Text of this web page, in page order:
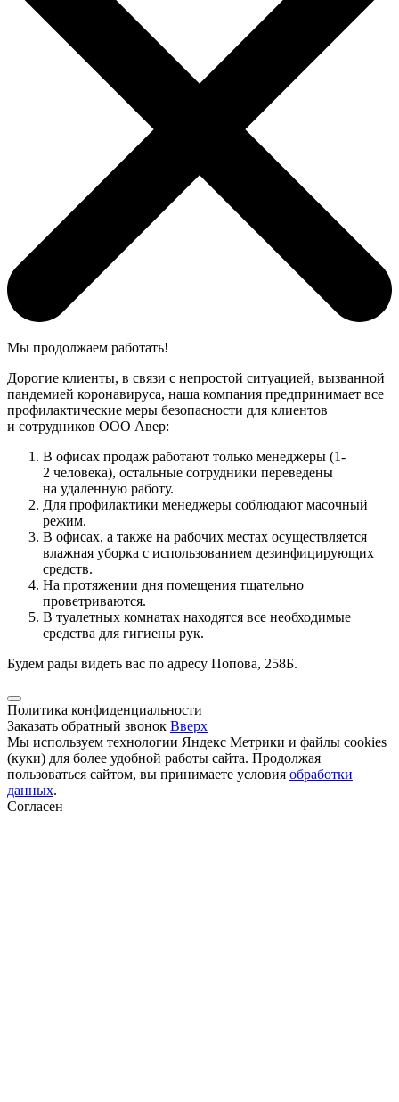
Мы продолжаем работать!
Дорогие клиенты, в связи с непростой ситуацией, вызванной
пандемией коронавируса, наша компания предпринимает все
профилактические меры безопасности для клиентов
и сотрудников ООО Авер:
В офисах продаж работают только менеджеры (1-
2 человека), остальные сотрудники переведены
на удаленную работу.
Для профилактики менеджеры соблюдают масочный
режим.
В офисах, а также на рабочих местах осуществляется
влажная уборка с использованием дезинфицирующих
средств.
На протяжении дня помещения тщательно
проветриваются.
В туалетных комнатах находятся все необходимые
средства для гигиены рук.
Будем рады видеть вас по адресу Попова, 258Б.
Политика конфиденциальности
Заказать обратный звонок Вверх
Мы используем технологии Яндекс Метрики и файлы cookies
(куки) для более удобной работы сайта. Продолжая
пользоваться сайтом, вы принимаете условия обработки
данных.
Согласен